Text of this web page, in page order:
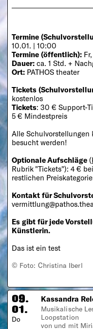
Termine
10.01. | 10:00
Termine (öffentlich): Fr,
Dauer: ca. 1 Std. +
Ort: PATHOS theater
Tickets
kostenlos
Tickets: 30 € Support-
5 € Mindestpreis
Alle Schulvorstellungen
besucht werden!
Optionale Aufschläge (
Rubrik "Tickets"): 4 €
restlichen
Kontakt für
Es gibt für jede
Künstlerin.
Das ist ein test
©️ Foto: Christina Iberl
09.
01.
Do
Kassandra
Musikalische
Loopstation
von und mit